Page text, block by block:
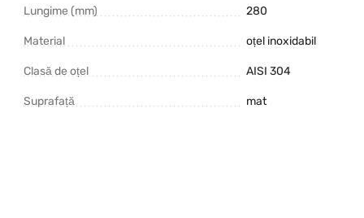
Lungime (mm) 280
Material oțel inoxidabil
Clasă de oțel AISI 304
Suprafață mat